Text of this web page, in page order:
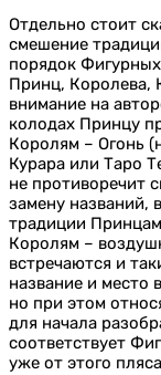
Отдельно стоит
смешение
порядок
Принц, Королева,
внимание на
колодах Принцу
Королям – Огонь
Курара или Таро
не противоречит
замену названий,
традиции
Королям –
встречаются и
название и место
но при этом
для начала
соответствует
уже от этого